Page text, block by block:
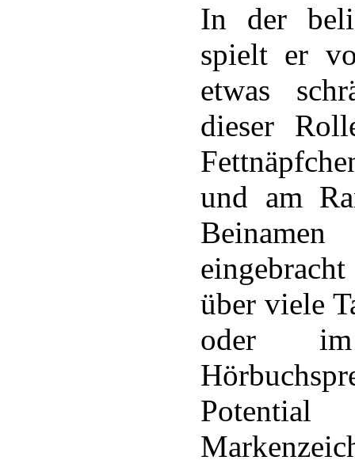
In der
spielt er
etwas
dieser
und am
über viele
oder